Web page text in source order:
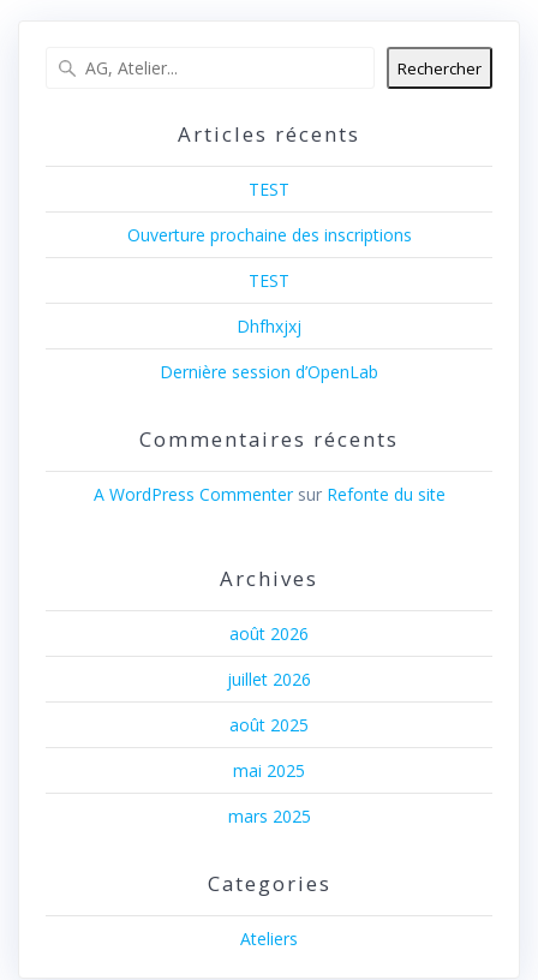
Rechercher
Articles récents
TEST
Ouverture prochaine des inscriptions
TEST
Dhfhxjxj
Dernière session d’OpenLab
Commentaires récents
A WordPress Commentersur Refonte du site
Archives
août 2026
juillet 2026
août 2025
mai 2025
mars 2025
Categories
Ateliers